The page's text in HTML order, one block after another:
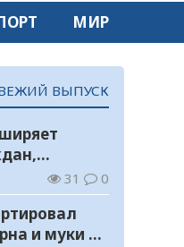
МИР
ВЫПУСК
новые31 0
и муки в